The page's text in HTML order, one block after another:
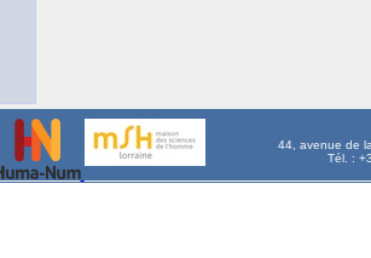
44, avenue de
Tél. :